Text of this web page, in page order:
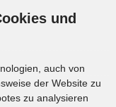
und
auch von
der Website zu
zu analysieren